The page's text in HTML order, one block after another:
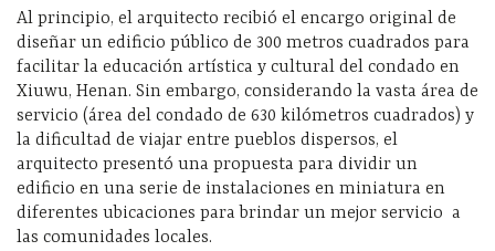
Al principio, el arquitecto recibió el encargo original de
diseñar un edificio público de 300 metros cuadrados para
facilitar la educación artística y cultural del condado en
Xiuwu, Henan. Sin embargo, considerando la vasta área de
servicio (área del condado de 630 kilómetros cuadrados) y
la dificultad de viajar entre pueblos dispersos, el
arquitecto presentó una propuesta para dividir un
edificio en una serie de instalaciones en miniatura en
diferentes ubicaciones para brindar un mejor servicio a
las comunidades locales.